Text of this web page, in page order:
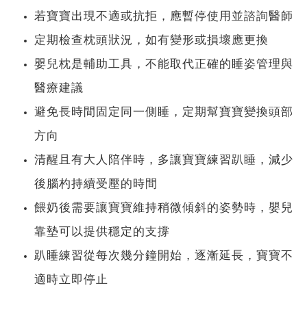
若寶寶出現不適或抗拒，應暫停使用並諮詢醫師
定期檢查枕頭狀況，如有變形或損壞應更換
嬰兒枕是輔助工具，不能取代正確的睡姿管理與
醫療建議
避免長時間固定同一側睡，定期幫寶寶變換頭部
方向
清醒且有大人陪伴時，多讓寶寶練習趴睡，減少
後腦杓持續受壓的時間
餵奶後需要讓寶寶維持稍微傾斜的姿勢時，嬰兒
靠墊可以提供穩定的支撐
趴睡練習從每次幾分鐘開始，逐漸延長，寶寶不
適時立即停止